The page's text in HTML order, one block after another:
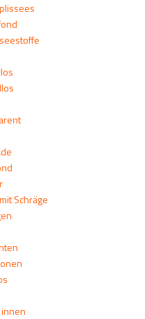
Schräge